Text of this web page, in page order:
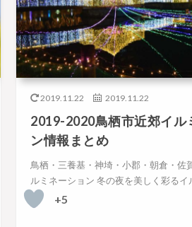
2019.11.22 2019.11.22
2019-2020鳥栖市近郊イル
ン情報まとめ
鳥栖・三養基・神埼・小郡・朝倉・佐
ルミネーション 冬の夜を美しく彩るイ
+5